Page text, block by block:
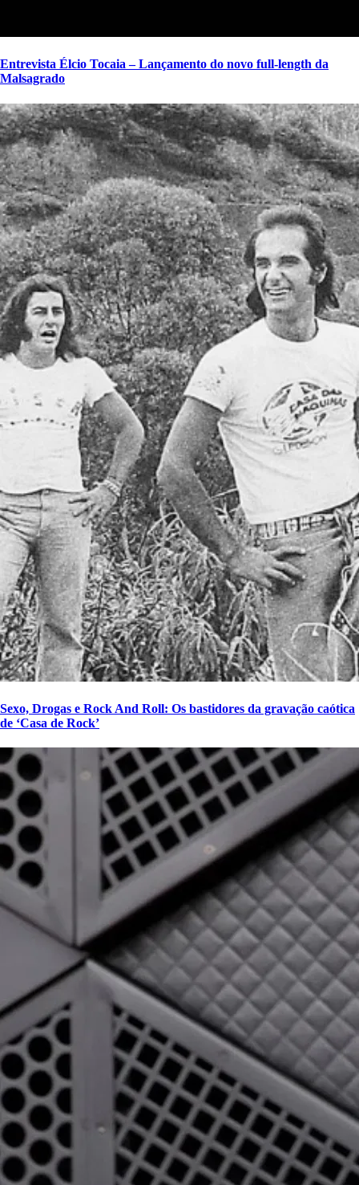
Entrevista Élcio Tocaia – Lançamento do novo full-length da
Malsagrado
Sexo, Drogas e Rock And Roll: Os bastidores da gravação caótica
de ‘Casa de Rock’